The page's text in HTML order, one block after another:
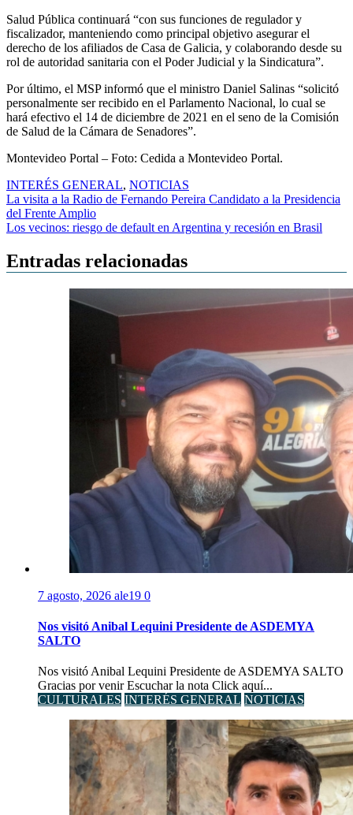
Salud Pública continuará “con sus funciones de regulador y
fiscalizador, manteniendo como principal objetivo asegurar el
derecho de los afiliados de Casa de Galicia, y colaborando desde su
rol de autoridad sanitaria con el Poder Judicial y la Sindicatura”.
Por último, el MSP informó que el ministro Daniel Salinas “solicitó
personalmente ser recibido en el Parlamento Nacional, lo cual se
hará efectivo el 14 de diciembre de 2021 en el seno de la Comisión
de Salud de la Cámara de Senadores”.
Montevideo Portal – Foto: Cedida a Montevideo Portal.
INTERÉS GENERAL, NOTICIAS
Navegación
de
La visita a la Radio de Fernando Pereira Candidato a la Presidencia
del Frente Amplio
Los vecinos: riesgo de default en Argentina y recesión en Brasil
Entradas relacionadas
7 agosto, 2026 ale19 0
Nos visitó Anibal Lequini Presidente de ASDEMYA
SALTO
Nos visitó Anibal Lequini Presidente de ASDEMYA SALTO
Gracias por venir Escuchar la nota Click aquí...
CULTURALES INTERÉS GENERAL NOTICIAS